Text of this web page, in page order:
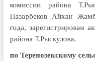
комиссии района
Назарбеков Айхан
года, зарегистрирован
района Т.Рыскулова.
по Теренозекскому